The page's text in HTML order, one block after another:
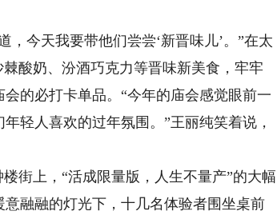
今天我要带他们尝尝‘新晋味儿’。”在太
酸奶、汾酒巧克力等晋味新美食，牢牢
的必打卡单品。“今年的庙会感觉眼前一
轻人喜欢的过年氛围。”王丽纯笑着说，
上，“活成限量版，人生不量产”的大幅
融融的灯光下，十几名体验者围坐桌前